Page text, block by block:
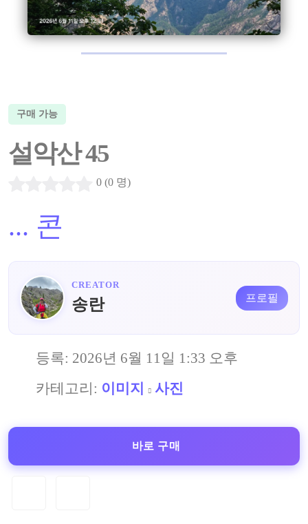
구매 가능
설악산 45
0 (0 명)
... 콘
CREATOR
송란 프로필
등록: 2026년 6월 11일 1:33 오후
카테고리: 이미지 사진
바로 구매